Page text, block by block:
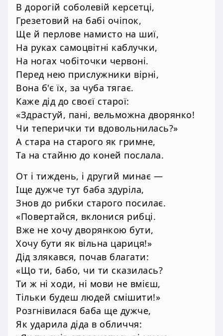
В дорогій соболевій керсетці,
Грезетовий на бабі очіпок,
Ще й перлове намисто на шиї,
На руках самоцвітні каблучки,
На ногах чобіточки червоні.
Перед нею прислужники вірні,
Вона б'є їх, за чуба тягає.
Каже дід до своєї старої:
«Здрастуй, пані, вельможна дворянко!
Чи теперички ти вдовольнилась?»
А стара на старого як гримне,
Та на стайню до коней послала.
От і тиждень, і другий минає —
Іще дужче тут баба здуріла,
Знов до рибки старого посилає.
«Повертайся, вклонися рибці.
Вже не хочу дворянкою бути,
Хочу бути як вільна цариця!»
Дід злякався, почав благати:
«Що ти, бабо, чи ти сказилась?
Ти ж ні ходи, ні мови не вмієш,
Тільки будеш людей смішити!»
Розгнівилася баба ще дужче,
Як ударила діда в обличчя: